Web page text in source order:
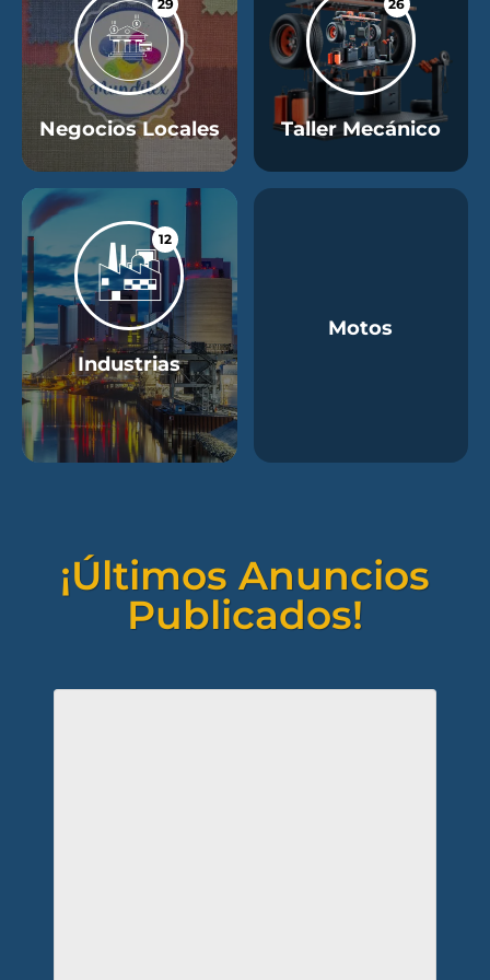
29
Negocios Locales
26
Taller Mecánico
12
Industrias
Motos
¡Últimos Anuncios
Publicados!